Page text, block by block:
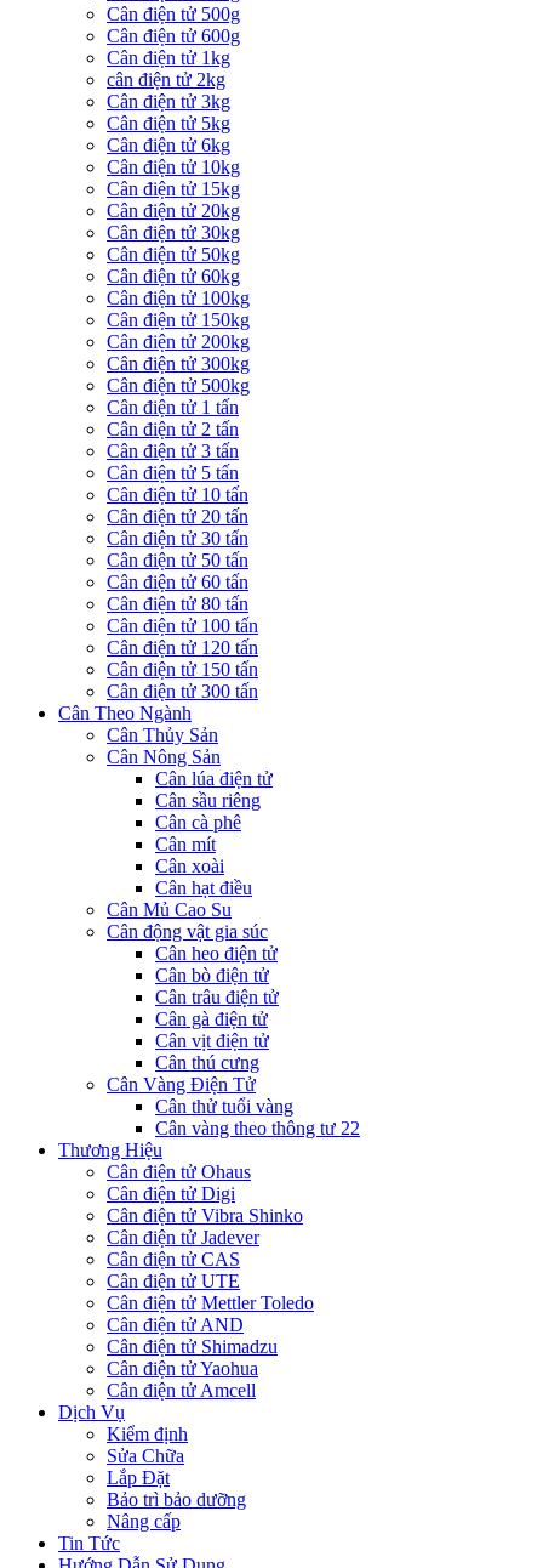
Cân điện tử 500g
Cân điện tử 600g
Cân điện tử 1kg
cân điện tử 2kg
Cân điện tử 3kg
Cân điện tử 5kg
Cân điện tử 6kg
Cân điện tử 10kg
Cân điện tử 15kg
Cân điện tử 20kg
Cân điện tử 30kg
Cân điện tử 50kg
Cân điện tử 60kg
Cân điện tử 100kg
Cân điện tử 150kg
Cân điện tử 200kg
Cân điện tử 300kg
Cân điện tử 500kg
Cân điện tử 1 tấn
Cân điện tử 2 tấn
Cân điện tử 3 tấn
Cân điện tử 5 tấn
Cân điện tử 10 tấn
Cân điện tử 20 tấn
Cân điện tử 30 tấn
Cân điện tử 50 tấn
Cân điện tử 60 tấn
Cân điện tử 80 tấn
Cân điện tử 100 tấn
Cân điện tử 120 tấn
Cân điện tử 150 tấn
Cân điện tử 300 tấn
Cân Theo Ngành
Cân Thủy Sản
Cân Nông Sản
Cân lúa điện tử
Cân sầu riêng
Cân cà phê
Cân mít
Cân xoài
Cân hạt điều
Cân Mủ Cao Su
Cân động vật gia súc
Cân heo điện tử
Cân bò điện tử
Cân trâu điện tử
Cân gà điện tử
Cân vịt điện tử
Cân thú cưng
Cân Vàng Điện Tử
Cân thử tuổi vàng
Cân vàng theo thông tư 22
Thương Hiệu
Cân điện tử Ohaus
Cân điện tử Digi
Cân điện tử Vibra Shinko
Cân điện tử Jadever
Cân điện tử CAS
Cân điện tử UTE
Cân điện tử Mettler Toledo
Cân điện tử AND
Cân điện tử Shimadzu
Cân điện tử Yaohua
Cân điện tử Amcell
Dịch Vụ
Kiểm định
Sửa Chữa
Lắp Đặt
Bảo trì bảo dưỡng
Nâng cấp
Tin Tức